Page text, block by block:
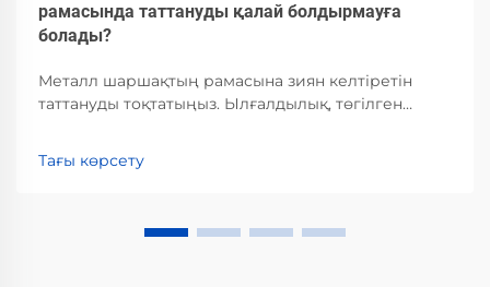
рамасында таттануды қалай болдырмауға
болады?
Металл шаршақтың рамасына зиян келтіретін
таттануды тоқтатыңыз. Ылғалдылық, төгілген
әдістерін үйреніңіз. Жатқызуыңызды қазір
Тағы көрсету